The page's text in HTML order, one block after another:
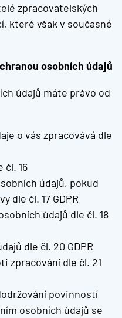
zpracovatelských
které však v současné
osobních údajů
údajů máte právo od
o vás zpracovává dle
čl. 16
údajů, pokud
dle čl. 17 GDPR
údajů dle čl. 18
dle čl. 20 GDPR
zpracování dle čl. 21
povinností
osobních údajů se